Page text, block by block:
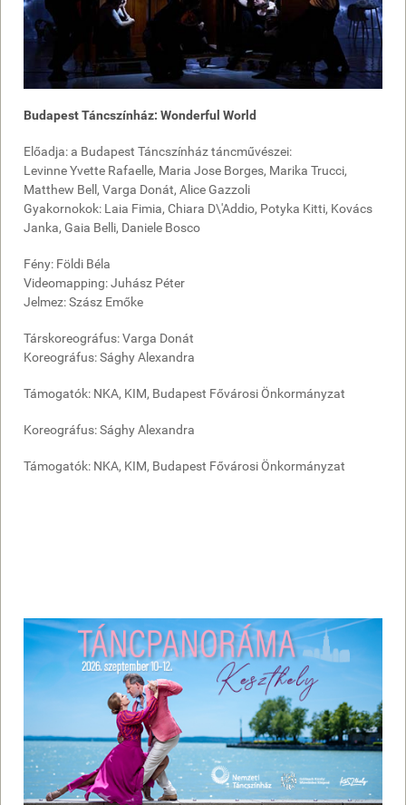
Budapest Táncszínház: Wonderful World
Előadja: a Budapest Táncszínház táncművészei:
Levinne Yvette Rafaelle, Maria Jose Borges, Marika Trucci,
Matthew Bell, Varga Donát, Alice Gazzoli
Gyakornokok: Laia Fimia, Chiara D\'Addio, Potyka Kitti, Kovács
Janka, Gaia Belli, Daniele Bosco
Fény: Földi Béla
Videomapping: Juhász Péter
Jelmez: Szász Emőke
Társkoreográfus: Varga Donát
Koreográfus: Sághy Alexandra
Támogatók: NKA, KIM, Budapest Fővárosi Önkormányzat
Koreográfus: Sághy Alexandra
Támogatók: NKA, KIM, Budapest Fővárosi Önkormányzat